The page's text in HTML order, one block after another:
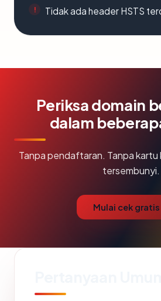
Tidak ada header HSTS
Periksa domain
dalam
Tanpa pendaftaran. Tanpa
tersembunyi.
Mulai cek